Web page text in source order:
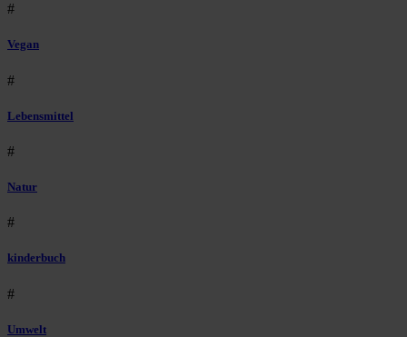
#
Vegan
#
Lebensmittel
#
Natur
#
kinderbuch
#
Umwelt